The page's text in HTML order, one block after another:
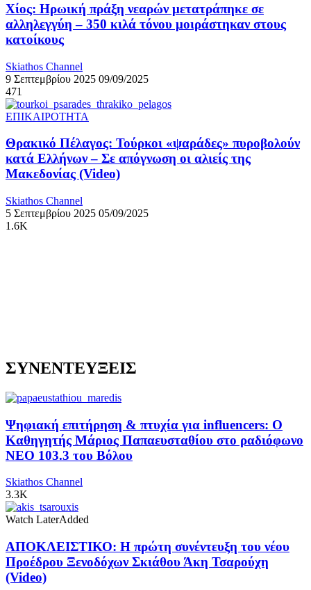
Χίος: Ηρωική πράξη νεαρών μετατράπηκε σε
αλληλεγγύη – 350 κιλά τόνου μοιράστηκαν στους
κατοίκους
Skiathos Channel
9 Σεπτεμβρίου 2025 09/09/2025
471
ΕΠΙΚΑΙΡΟΤΗΤΑ
Θρακικό Πέλαγος: Τούρκοι «ψαράδες» πυροβολούν
κατά Ελλήνων – Σε απόγνωση οι αλιείς της
Μακεδονίας (Video)
Skiathos Channel
5 Σεπτεμβρίου 2025 05/09/2025
1.6K
ΣΥΝΕΝΤΕΥΞΕΙΣ
Ψηφιακή επιτήρηση & πτυχία για influencers: Ο
Καθηγητής Μάριος Παπαευσταθίου στο ραδιόφωνο
NEO 103.3 του Βόλου
Skiathos Channel
3.3K
Watch LaterAdded
ΑΠΟΚΛΕΙΣΤΙΚΟ: Η πρώτη συνέντευξη του νέου
Προέδρου Ξενοδόχων Σκιάθου Άκη Τσαρούχη
(Video)